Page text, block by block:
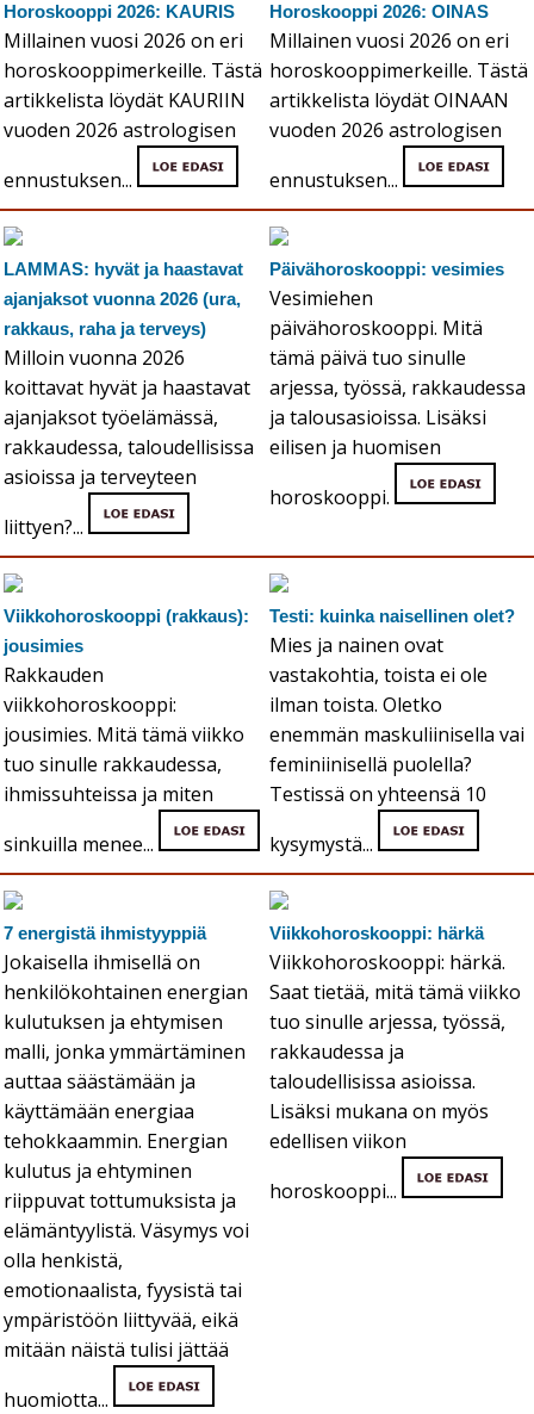
Horoskooppi 2026: KAURIS
Millainen vuosi 2026 on eri
horoskooppimerkeille. Tästä
artikkelista löydät KAURIIN
vuoden 2026 astrologisen
ennustuksen...
Horoskooppi 2026: OINAS
Millainen vuosi 2026 on eri
horoskooppimerkeille. Tästä
artikkelista löydät OINAAN
vuoden 2026 astrologisen
ennustuksen...
LAMMAS: hyvät ja haastavat
ajanjaksot vuonna 2026 (ura,
rakkaus, raha ja terveys)
Milloin vuonna 2026
koittavat hyvät ja haastavat
ajanjaksot työelämässä,
rakkaudessa, taloudellisissa
asioissa ja terveyteen
liittyen?...
Päivähoroskooppi: vesimies
Vesimiehen
päivähoroskooppi. Mitä
tämä päivä tuo sinulle
arjessa, työssä, rakkaudessa
ja talousasioissa. Lisäksi
eilisen ja huomisen
horoskooppi.
Viikkohoroskooppi (rakkaus):
jousimies
Rakkauden
viikkohoroskooppi:
jousimies. Mitä tämä viikko
tuo sinulle rakkaudessa,
ihmissuhteissa ja miten
sinkuilla menee...
Testi: kuinka naisellinen olet?
Mies ja nainen ovat
vastakohtia, toista ei ole
ilman toista. Oletko
enemmän maskuliinisella vai
feminiinisellä puolella?
Testissä on yhteensä 10
kysymystä...
7 energistä ihmistyyppiä
Jokaisella ihmisellä on
henkilökohtainen energian
kulutuksen ja ehtymisen
malli, jonka ymmärtäminen
auttaa säästämään ja
käyttämään energiaa
tehokkaammin. Energian
kulutus ja ehtyminen
riippuvat tottumuksista ja
elämäntyylistä. Väsymys voi
olla henkistä,
emotionaalista, fyysistä tai
ympäristöön liittyvää, eikä
mitään näistä tulisi jättää
huomiotta...
Viikkohoroskooppi: härkä
Viikkohoroskooppi: härkä.
Saat tietää, mitä tämä viikko
tuo sinulle arjessa, työssä,
rakkaudessa ja
taloudellisissa asioissa.
Lisäksi mukana on myös
edellisen viikon
horoskooppi...